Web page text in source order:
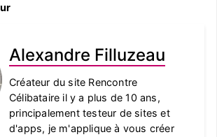
Alexandre Filluzeau
Créateur du site Rencontre
Célibataire il y a plus de 10 ans,
principalement testeur de sites et
d'apps, je m'applique à vous créer